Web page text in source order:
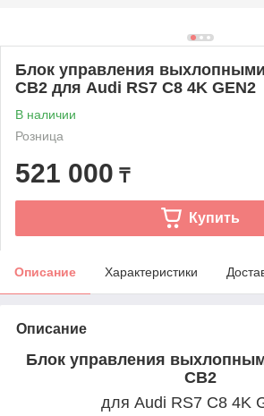
Блок управления
CB2 для Audi RS7 C8 4K GEN2
В наличии
Розница
521 000 ₸
Купить
Описание Характеристики
Описание
Блок управления
CB2
для Audi RS7 C8 4K